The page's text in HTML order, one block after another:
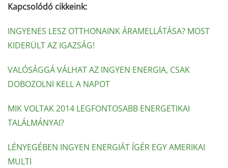
Kapcsolódó cikkeink:
INGYENES LESZ OTTHONAINK ÁRAMELLÁTÁSA? MOST
KIDERÜLT AZ IGAZSÁG!
VALÓSÁGGÁ VÁLHAT AZ INGYEN ENERGIA, CSAK
DOBOZOLNI KELL A NAPOT
MIK VOLTAK 2014 LEGFONTOSABB ENERGETIKAI
TALÁLMÁNYAI?
LÉNYEGÉBEN INGYEN ENERGIÁT ÍGÉR EGY AMERIKAI
MULTI